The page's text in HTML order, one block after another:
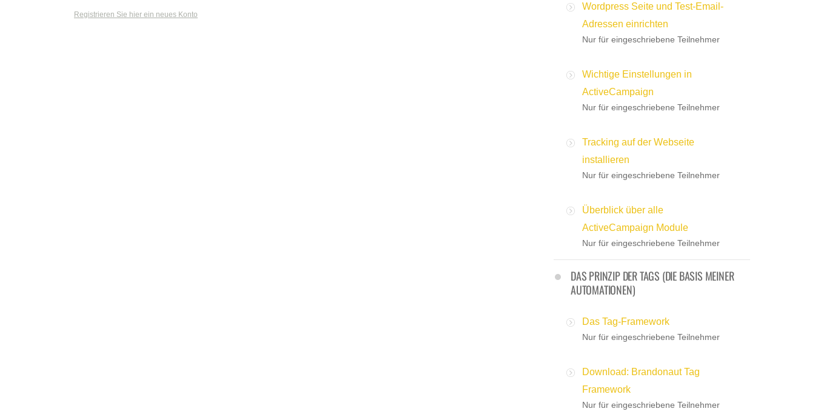
Registrieren Sie hier ein neues Konto
Wordpress Seite und Test-Email-
Adressen einrichten
Nur für eingeschriebene Teilnehmer
Wichtige Einstellungen in
ActiveCampaign
Nur für eingeschriebene Teilnehmer
Tracking auf der Webseite
installieren
Nur für eingeschriebene Teilnehmer
Überblick über alle
ActiveCampaign Module
Nur für eingeschriebene Teilnehmer
DAS PRINZIP DER TAGS (DIE BASIS MEINER
AUTOMATIONEN)
Das Tag-Framework
Nur für eingeschriebene Teilnehmer
Download: Brandonaut Tag
Framework
Nur für eingeschriebene Teilnehmer